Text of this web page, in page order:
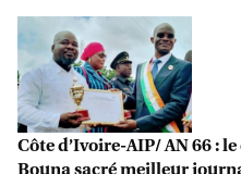
Côte d’Ivoire-AIP/ AN 66 :
Bouna sacré meilleur